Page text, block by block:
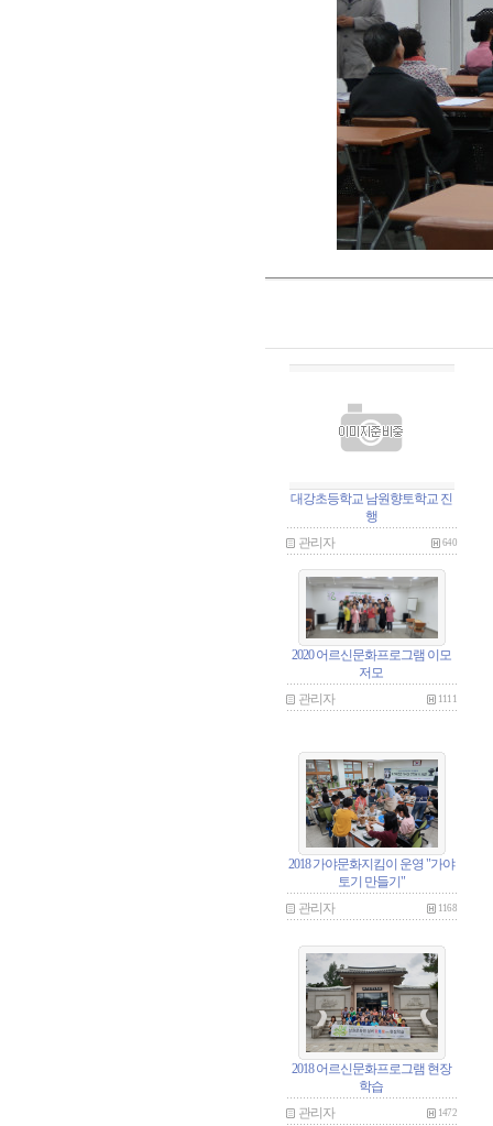
대강초등학교 남원향토학교 진
행
관리자
640
2020 어르신문화프로그램 이모
저모
관리자
1111
2018 가야문화지킴이 운영 "가야
토기 만들기"
관리자
1168
2018 어르신문화프로그램 현장
학습
관리자
1472